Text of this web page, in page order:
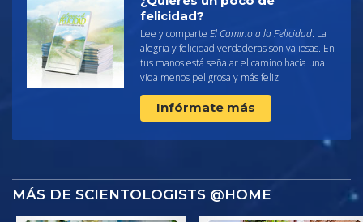
felicidad?
Lee y comparte El Camino a la Felicidad. La
alegría y felicidad verdaderas son valiosas. En
tus manos está señalar el camino hacia una
vida menos peligrosa y más feliz.
Infórmate más
MÁS DE SCIENTOLOGISTS @HOME